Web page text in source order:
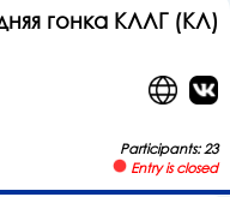
гонка КЛЛГ (КЛ)
Participants: 23
Entry is closed